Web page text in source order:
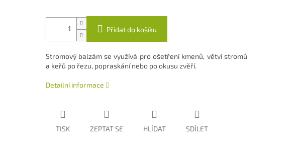
Přidat do košíku
Stromový balzám se využívá pro ošetření kmenů, větví stromů
a keřů po řezu, popraskání nebo po okusu zvěří.
Detailní informace
TISK ZEPTAT SE HLÍDAT SDÍLET